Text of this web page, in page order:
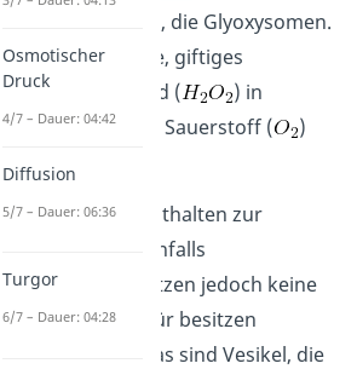
spezialisierte Form, die Glyoxysomen.
Sie sind in der Lage, giftiges
Wasserstoffperoxid (
) in
Wasser (
) und Sauerstoff (
)
zu spalten.
Tierische Zellen
enthalten zur
Zellentgiftung ebenfalls
Peroxisomen, besitzen jedoch keine
Glyoxysomen. Dafür besitzen
. Das sind Vesikel, die
Osmotischer
Druck
4/7 – Dauer: 04:42
Diffusion
5/7 – Dauer: 06:36
Turgor
6/7 – Dauer: 04:28